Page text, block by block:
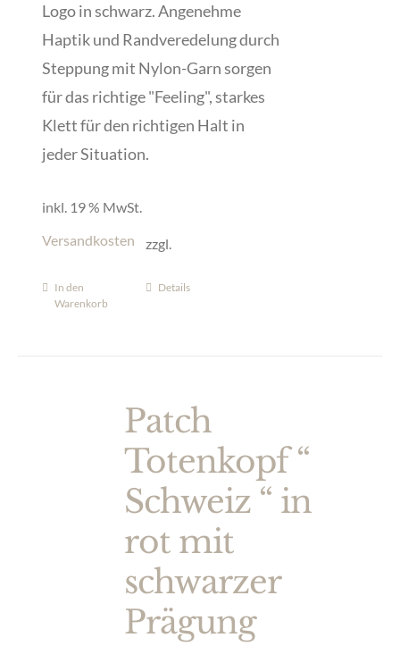
Logo in schwarz. Angenehme
Haptik und Randveredelung durch
Steppung mit Nylon-Garn sorgen
für das richtige "Feeling", starkes
Klett für den richtigen Halt in
jeder Situation.
inkl. 19 % MwSt.
zzgl.
Versandkosten
In den
Warenkorb
Details
Patch
Totenkopf “
Schweiz “ in
rot mit
schwarzer
Prägung